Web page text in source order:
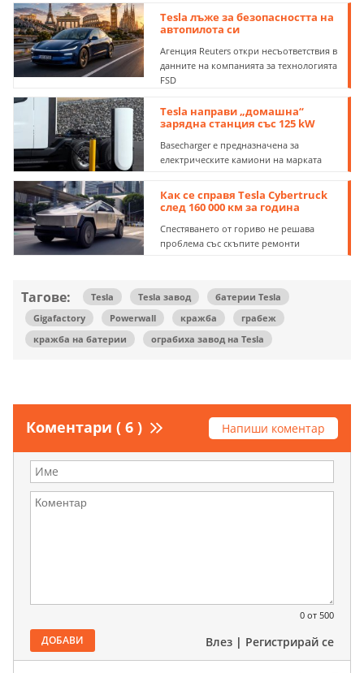
Tesla лъже за безопасността на
автопилота си
Агенция Reuters откри несъответствия в
данните на компанията за технологията
FSD
Tesla направи „домашна“
зарядна станция със 125 kW
Basecharger е предназначена за
електрическите камиони на марката
Как се справя Tesla Cybertruck
след 160 000 км за година
Спестяването от гориво не решава
проблема със скъпите ремонти
Тагове: Tesla Tesla завод
батерии Tesla
Gigafactory
Powerwall кражба
грабеж
кражба на батерии
ограбиха завод на Tesla
Коментари ( 6 ) Напиши коментар
0 от 500
ДОБАВИ Влез | Регистрирай се